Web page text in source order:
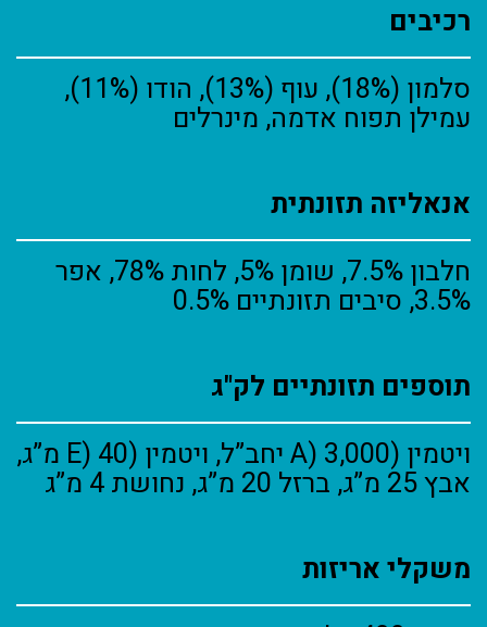
רכיבים
סלמון (18%), עוף (13%), הודו (11%),
עמילן תפוח אדמה, מינרלים
אנאליזה תזונתית
חלבון 7.5%,
שומן 5%, לחות 78%, אפר
3.5%, סיבים תזונתיים 0.5%
תוספים תזונתיים לק"ג
ויטמין (A) 3,000 יחב”ל, ויטמין (E) 40 מ”ג,
אבץ 25 מ”ג, ברזל 20 מ”ג, נחושת 4 מ”ג
משקלי אריזות